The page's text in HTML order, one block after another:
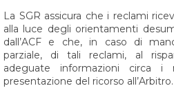
La SGR assicura che i reclami
alla luce degli orientamenti
dall’ACF e che, in caso di
parziale, di tali reclami, al
adeguate informazioni
presentazione del ricorso all’Arbitro.